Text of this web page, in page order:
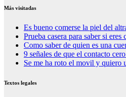
Más visitadas
Es bueno comerse la piel del
Prueba casera para saber si eres
Como saber de quien es una
9 señales de que el contacto
Se me ha roto el movil y quiero
Textos legales